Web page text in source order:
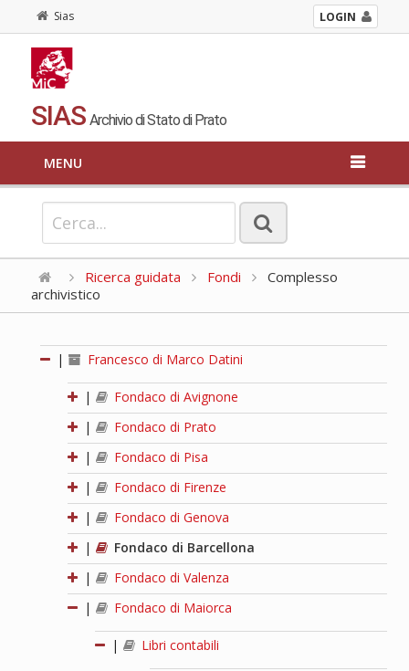
Sias LOGIN
SIAS Archivio di Stato di Prato
MENU
Ricerca guidata Fondi
Complesso
archivistico
| Francesco di Marco Datini
|
Fondaco di Avignone
|
Fondaco di Prato
|
Fondaco di Pisa
|
Fondaco di Firenze
|
Fondaco di Genova
|
Fondaco di Barcellona
|
Fondaco di Valenza
|
Fondaco di Maiorca
| Libri contabili